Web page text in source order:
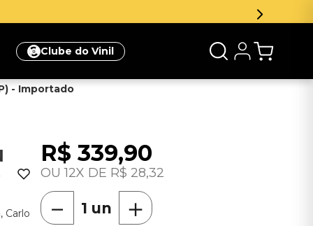
primeira compra
Clube do Vinil
- Importado
Carlo
R$ 339,90
12 R$ 28,32
＋
－